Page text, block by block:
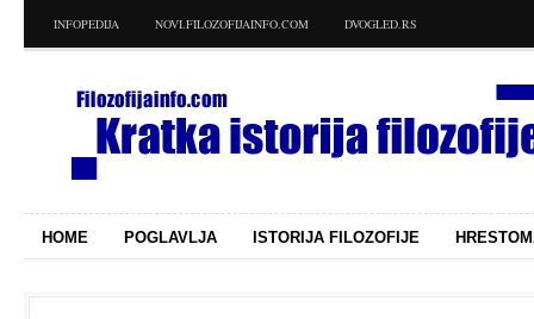
INFOPEDIJA NOVI.FILOZOFIJAINFO.COM DVOGLED.RS
HOME POGLAVLJA ISTORIJA FILOZOFIJE